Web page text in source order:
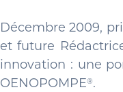
Décembre 2009,
et future
innovation : une
OENOPOMPE®.